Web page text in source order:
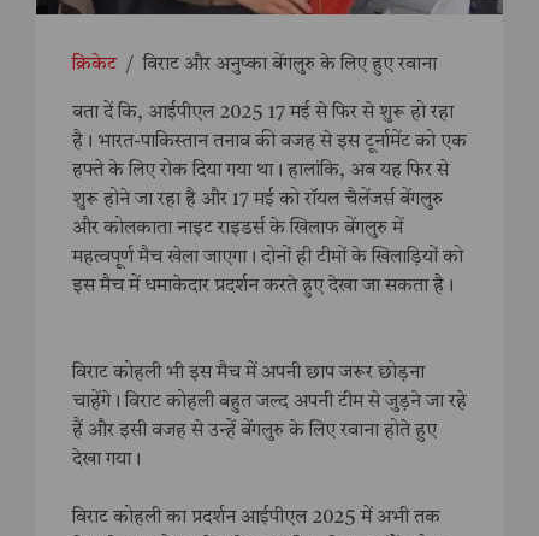
क्रिकेट / विराट और अनुष्का बेंगलुरु के लिए हुए रवाना
बता दें कि, आईपीएल 2025 17 मई से फिर से शुरू हो रहा
है। भारत-पाकिस्तान तनाव की वजह से इस टूर्नामेंट को एक
हफ्ते के लिए रोक दिया गया था। हालांकि, अब यह फिर से
शुरू होने जा रहा है और 17 मई को रॉयल चैलेंजर्स बेंगलुरु
और कोलकाता नाइट राइडर्स के खिलाफ बेंगलुरु में
महत्वपूर्ण मैच खेला जाएगा। दोनों ही टीमों के खिलाड़ियों को
इस मैच में धमाकेदार प्रदर्शन करते हुए देखा जा सकता है।
विराट कोहली भी इस मैच में अपनी छाप जरूर छोड़ना
चाहेंगे। विराट कोहली बहुत जल्द अपनी टीम से जुड़ने जा रहे
हैं और इसी वजह से उन्हें बेंगलुरु के लिए रवाना होते हुए
देखा गया।
विराट कोहली का प्रदर्शन आईपीएल 2025 में अभी तक